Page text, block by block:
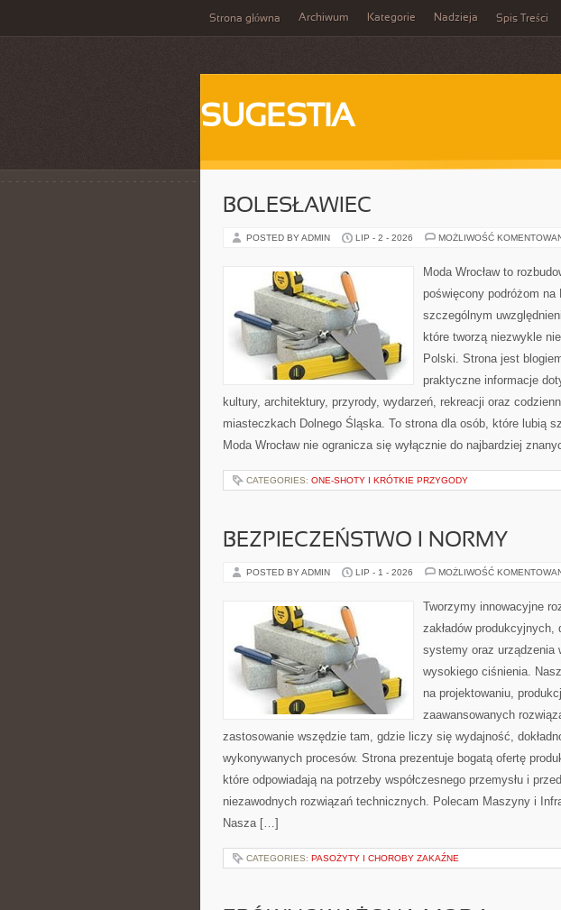
Strona główna Archiwum Kategorie Nadzieja Spis Treści
SUGESTIA
BOLESŁAWIEC
POSTED BY ADMIN LIP - 2 - 2026 MOŻLIWOŚĆ
Moda Wrocław to
poświęcony podróżom
szczególnym
które tworzą niezwykle
Polski. Strona jest
praktyczne informacje
kultury, architektury, przyrody, wydarzeń, rekreacji oraz
miasteczkach Dolnego Śląska. To strona dla osób, które lubią
Moda Wrocław nie ogranicza się wyłącznie do najbardziej
CATEGORIES: ONE-SHOTY I KRÓTKIE PRZYGODY
BEZPIECZEŃSTWO I NORMY
POSTED BY ADMIN LIP - 1 - 2026 MOŻLIWOŚĆ
Tworzymy innowacyjne
zakładów
systemy oraz urządzenia
wysokiego ciśnienia.
na projektowaniu,
zaawansowanych
zastosowanie wszędzie tam, gdzie liczy się wydajność,
wykonywanych procesów. Strona prezentuje bogatą ofertę
które odpowiadają na potrzeby współczesnego przemysłu i
niezawodnych rozwiązań technicznych. Polecam Maszyny i
Nasza […]
CATEGORIES: PASOŻYTY I CHOROBY ZAKAŹNE